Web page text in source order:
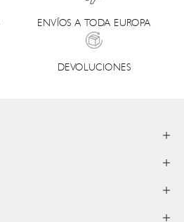
ENVÍOS A TODA EUROPA
DEVOLUCIONES